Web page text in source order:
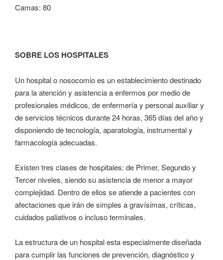
Camas: 80
SOBRE LOS HOSPITALES
Un hospital o nosocomio es un establecimiento destinado
para la atención y asistencia a enfermos por medio de
profesionales médicos, de enfermería y personal auxiliar y
de servicios técnicos durante 24 horas, 365 días del año y
disponiendo de tecnología, aparatología, instrumental y
farmacología adecuadas.
Existen tres clases de hospitales: de Primer, Segundo y
Tercer niveles, siendo su asistencia de menor a mayor
complejidad. Dentro de ellos se atiende a pacientes con
afectaciones que irán de simples a gravísimas, críticas,
cuidados paliativos o incluso terminales.
La estructura de un hospital esta especialmente diseñada
para cumplir las funciones de prevención, diagnóstico y